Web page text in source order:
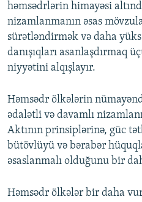
həmsədrlərin himayəsi
nizamlanmanın əsas
sürətləndirmək və daha
danışıqları asanlaşdırmaq
niyyətini alqışlayır.
Həmsədr ölkələrin
ədalətli və davamlı
Aktının prinsiplərinə, güc
bütövlüyü və bərabər
əsaslanmalı olduğunu bir
Həmsədr ölkələr bir daha